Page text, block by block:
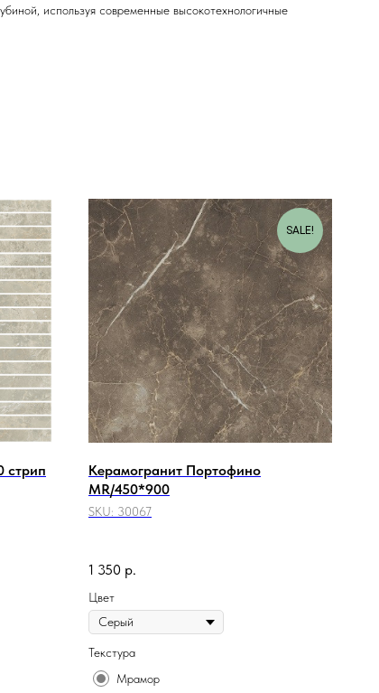
используя современные высокотехнологичные
стрип
SALE!
Керамогранит Портофино
MR/450*900
SKU: 30067
1 350 р.
Цвет
Текстура
Мрамор